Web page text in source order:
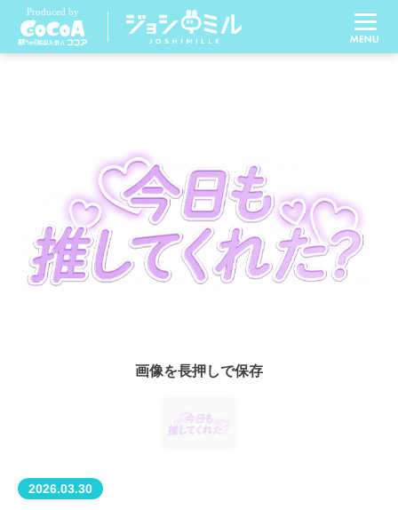
画像を長押しで保存
2026.03.30